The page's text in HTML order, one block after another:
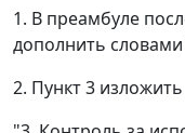
1. В преамбуле
дополнить
2. Пункт 3